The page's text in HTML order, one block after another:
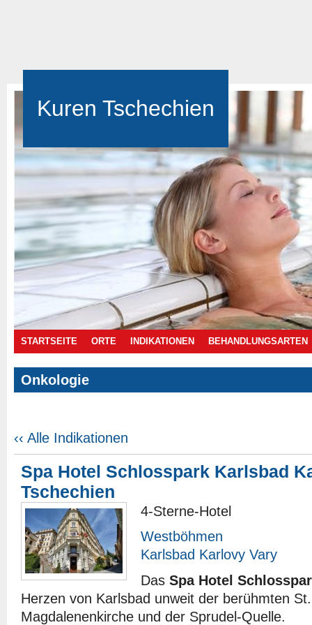
Kuren Tschechien
STARTSEITE ORTE INDIKATIONEN BEHANDLUNGSARTEN
Onkologie
‹‹ Alle Indikationen
Spa Hotel Schlosspark Karlsbad
Tschechien
4-Sterne-Hotel
Westböhmen
Karlsbad Karlovy Vary
Das Spa Hotel
Herzen von Karlsbad unweit der berühmten
Magdalenenkirche und der Sprudel-Quelle.